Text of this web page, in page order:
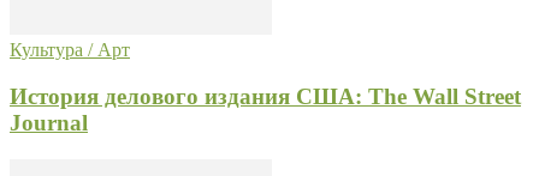
Культура / Арт
История делового издания США: The Wall Street
Journal